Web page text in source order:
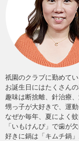
祇園のクラブに勤めてい
お誕生日にはたくさん
趣味は断捨離、針治療、
甥っ子が大好きで、運動
なぜか毎年、夏によく蚊
「いもけんぴ」で歯が
好きに鍋は「キムチ鍋」